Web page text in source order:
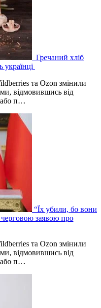
Гречаний хліб
та Ozon змінили
відмовившись від
або п…
“Їх убили, бо вони
черговою заявою про
та Ozon змінили
відмовившись від
або п…